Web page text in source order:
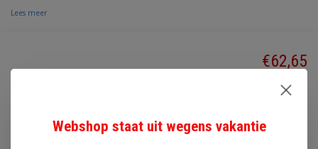
Lees meer
€62,65
Webshop staat uit wegens vakantie